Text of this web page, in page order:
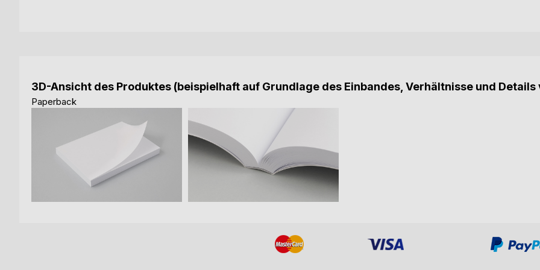
3D-Ansicht des Produktes (beispielhaft auf Grundlage des Einbandes, Verhältnisse und
Paperback